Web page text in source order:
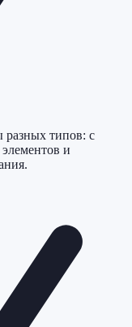
разных типов: с
и